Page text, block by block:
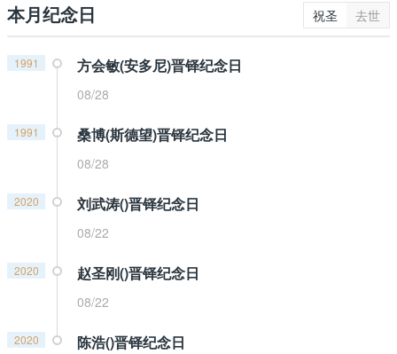
本月纪念日 祝圣 去世
1991 方会敏(安多尼)晋铎纪念日
08/28
1991 桑博(斯德望)晋铎纪念日
08/28
2020 刘武涛()晋铎纪念日
08/22
2020 赵圣刚()晋铎纪念日
08/22
2020 陈浩()晋铎纪念日